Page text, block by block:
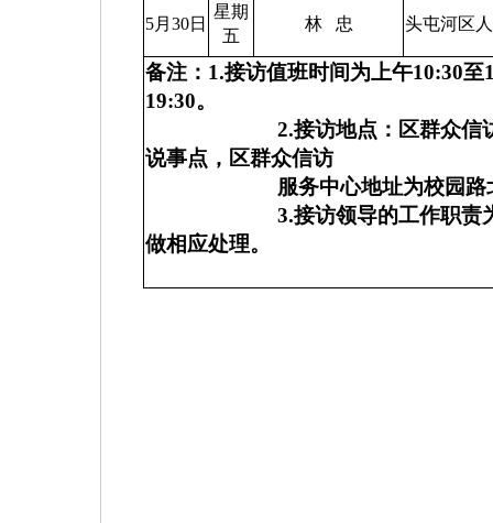
5月30日
星期
五
林 忠 头屯河区
备注： 1.接访值班时间为上午10:30至
19:30。
2.接访地点：区群众信
说事点，区群众信访
服务中心地址为校园
3.接访领导的工作职责
做相应处理。